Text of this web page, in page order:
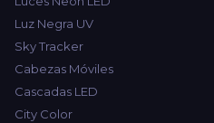
Luz Negra UV
Sky Tracker
Cabezas Móviles
Cascadas LED
City Color